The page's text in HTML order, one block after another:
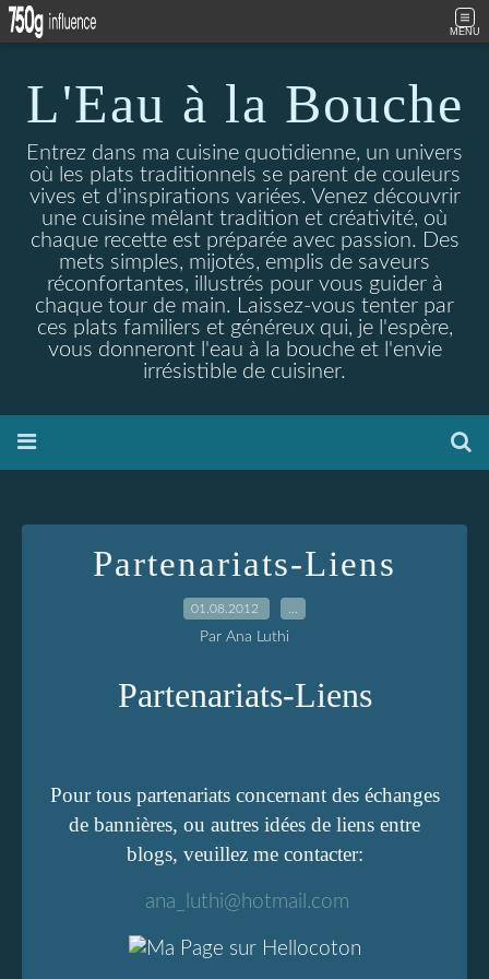
MENU
L'Eau à la Bouche
Entrez dans ma cuisine quotidienne, un univers
où les plats traditionnels se parent de couleurs
vives et d'inspirations variées. Venez découvrir
une cuisine mêlant tradition et créativité, où
chaque recette est préparée avec passion. Des
mets simples, mijotés, emplis de saveurs
réconfortantes, illustrés pour vous guider à
chaque tour de main. Laissez-vous tenter par
ces plats familiers et généreux qui, je l'espère,
vous donneront l'eau à la bouche et l'envie
irrésistible de cuisiner.
Partenariats-Liens
01.08.2012
Par Ana Luthi
Partenariats-Liens
Pour tous partenariats concernant des échanges
de bannières, ou autres idées de liens entre
blogs, veuillez me contacter:
ana_luthi@hotmail.com